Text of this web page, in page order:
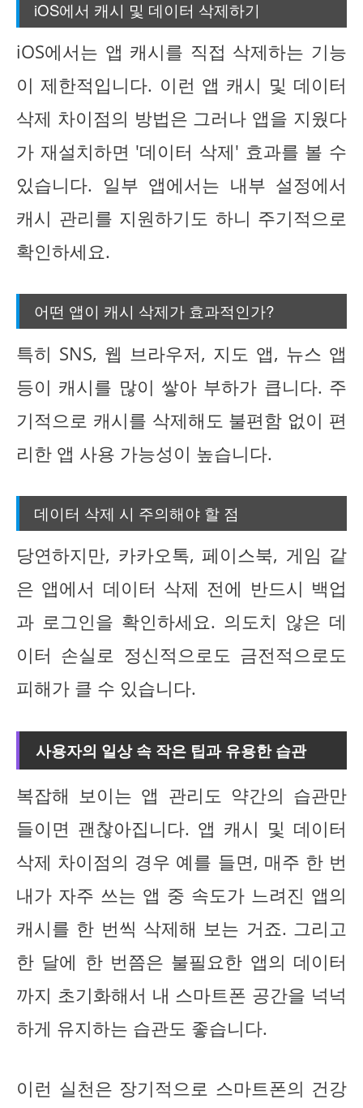
iOS에서 캐시 및 데이터 삭제하기
iOS에서는 앱 캐시를 직접 삭제하는 기능
이 제한적입니다. 이런 앱 캐시 및 데이터
삭제 차이점의 방법은 그러나 앱을 지웠다
가 재설치하면 '데이터 삭제' 효과를 볼 수
있습니다. 일부 앱에서는 내부 설정에서
캐시 관리를 지원하기도 하니 주기적으로
확인하세요.
어떤 앱이 캐시 삭제가 효과적인가?
특히 SNS, 웹 브라우저, 지도 앱, 뉴스 앱
등이 캐시를 많이 쌓아 부하가 큽니다. 주
기적으로 캐시를 삭제해도 불편함 없이 편
리한 앱 사용 가능성이 높습니다.
데이터 삭제 시 주의해야 할 점
당연하지만, 카카오톡, 페이스북, 게임 같
은 앱에서 데이터 삭제 전에 반드시 백업
과 로그인을 확인하세요. 의도치 않은 데
이터 손실로 정신적으로도 금전적으로도
피해가 클 수 있습니다.
사용자의 일상 속 작은 팁과 유용한 습관
복잡해 보이는 앱 관리도 약간의 습관만
들이면 괜찮아집니다. 앱 캐시 및 데이터
삭제 차이점의 경우 예를 들면, 매주 한 번
내가 자주 쓰는 앱 중 속도가 느려진 앱의
캐시를 한 번씩 삭제해 보는 거죠. 그리고
한 달에 한 번쯤은 불필요한 앱의 데이터
까지 초기화해서 내 스마트폰 공간을 넉넉
하게 유지하는 습관도 좋습니다.
이런 실천은 장기적으로 스마트폰의 건강